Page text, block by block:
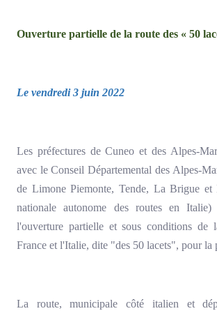
Ouverture partielle de la route des « 50
Le vendredi 3 juin 2022
Les préfectures de Cuneo et des Alpes-
avec le Conseil Départemental des Alpes-
de Limone Piemonte, Tende, La Brigue
nationale autonome des routes en
l'ouverture partielle et sous conditions de
France et l'Italie, dite "des 50 lacets", pour la
La route, municipale côté italien et